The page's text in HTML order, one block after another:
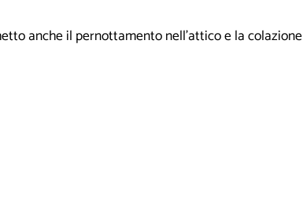
anche il pernottamento nell’attico e la colazione